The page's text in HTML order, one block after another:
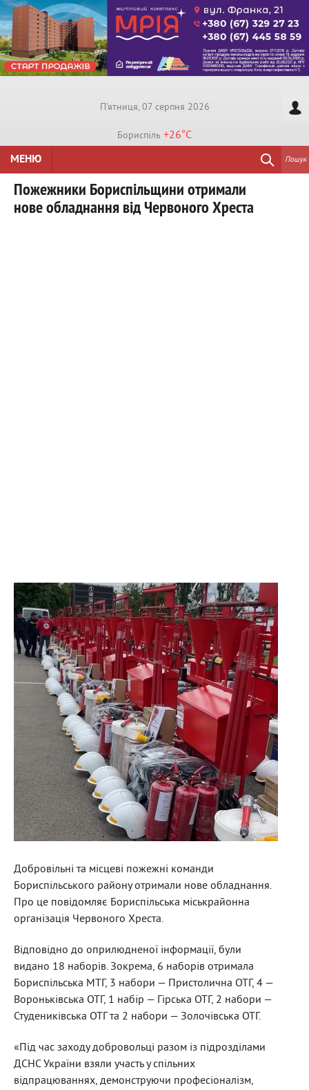
П'ятниця, 07 серпня 2026
Бориспiль +26°C
МЕНЮ
Пошук
Пожежники Бориспільщини отримали
нове обладнання від Червоного Хреста
Добровільні та місцеві пожежні команди
Бориспільського району отримали нове обладнання.
Про це повідомляє Бориспільська міськрайонна
організація Червоного Хреста.
Відповідно до оприлюдненої інформації, були
видано 18 наборів. Зокрема, 6 наборів отримала
Бориспільська МТГ, 3 набори — Пристолична ОТГ, 4 —
Вороньківська ОТГ, 1 набір — Гірська ОТГ, 2 набори —
Студениківська ОТГ та 2 набори — Золочівська ОТГ.
«Під час заходу добровольці разом із підрозділами
ДСНС України взяли участь у спільних
відпрацюваннях, демонструючи професіоналізм,